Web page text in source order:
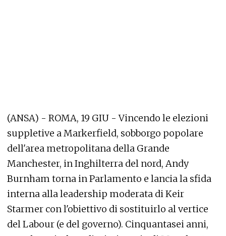
(ANSA) - ROMA, 19 GIU - Vincendo le elezioni
suppletive a Markerfield, sobborgo popolare
dell'area metropolitana della Grande
Manchester, in Inghilterra del nord, Andy
Burnham torna in Parlamento e lancia la sfida
interna alla leadership moderata di Keir
Starmer con l'obiettivo di sostituirlo al vertice
del Labour (e del governo). Cinquantasei anni,